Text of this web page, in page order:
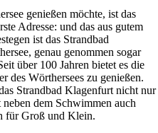
genießen möchte, ist das
Adresse: und das aus gutem
ist das Strandbad
genau genommen sogar
über 100 Jahren bietet es die
des Wörthersees zu genießen.
Strandbad Klagenfurt nicht nur
dem Schwimmen auch
für Groß und Klein.